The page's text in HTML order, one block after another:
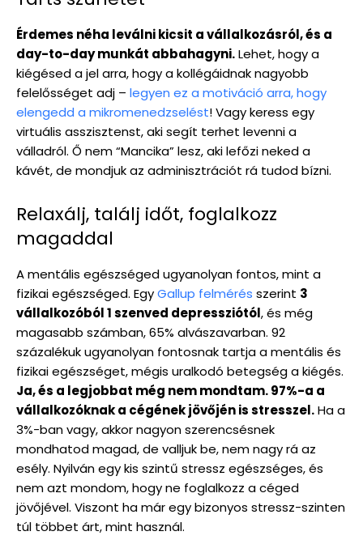
Érdemes néha leválni kicsit a vállalkozásról, és a
day-to-day munkát abbahagyni.Lehet, hogy a
kiégésed a jel arra, hogy a kollégáidnak nagyobb
felelősséget adj – legyen ez a motiváció arra, hogy
elengedd a mikromenedzselést! Vagy keress egy
virtuális asszisztenst, aki segít terhet levenni a
válladról. Ő nem “Mancika” lesz, aki lefőzi neked a
kávét, de mondjuk az adminisztrációt rá tudod bízni.
Relaxálj, találj időt, foglalkozz
magaddal
A mentális egészséged ugyanolyan fontos, mint a
fizikai egészséged. EgyGallup felmérés szerint 3
vállalkozóból 1 szenved depressziótól, és még
magasabb számban, 65% alvászavarban. 92
százalékuk ugyanolyan fontosnak tartja a mentális és
fizikai egészséget, mégis uralkodó betegség a kiégés.
Ja, és a legjobbat még nem mondtam. 97%-a a
vállalkozóknak a cégének jövőjén is stresszel.Ha a
3%-ban vagy, akkor nagyon szerencsésnek
mondhatod magad, de valljuk be, nem nagy rá az
esély. Nyilván egy kis szintű stressz egészséges, és
nem azt mondom, hogy ne foglalkozz a céged
jövőjével. Viszont ha már egy bizonyos stressz-szinten
túl többet árt, mint használ.